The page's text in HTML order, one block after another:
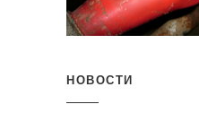
НОВОСТИ